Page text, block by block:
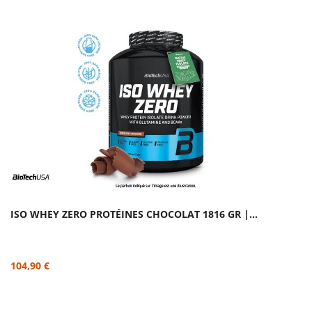
ISO WHEY ZERO PROTÉINES CHOCOLAT 1816 GR |...
104,90 €